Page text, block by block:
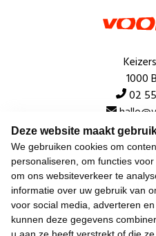
Deze website maakt
We gebruiken cookies om
personaliseren, om functies
om ons websiteverkeer te
informatie over uw gebruik van
voor social media, adverteren
kunnen deze gegevens
1000
02
Over de